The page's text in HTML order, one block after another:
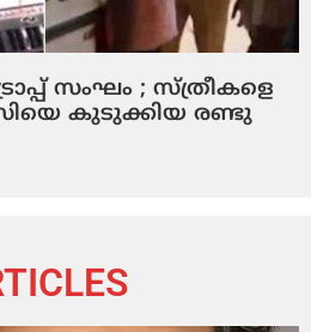
സംഘം ; സ്ത്രീകളെ
കുടുക്കിയ രണ്ടു